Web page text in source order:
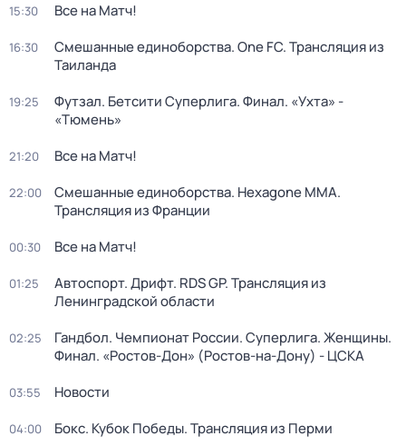
15:30 Все на Матч!
16:30
Смешанные единоборства. One FC. Трансляция из
Таиланда
19:25
Футзал. Бетсити Суперлига. Финал. «Ухта» -
«Тюмень»
21:20 Все на Матч!
22:00
Смешанные единоборства. Hexagone MMA.
Трансляция из Франции
00:30 Все на Матч!
01:25
Автоспорт. Дрифт. RDS GP. Трансляция из
Ленинградской области
02:25
Гандбол. Чемпионат России. Суперлига. Женщины.
Финал. «Ростов-Дон» (Ростов-на-Дону) - ЦСКА
03:55 Новости
04:00 Бокс. Кубок Победы. Трансляция из Перми